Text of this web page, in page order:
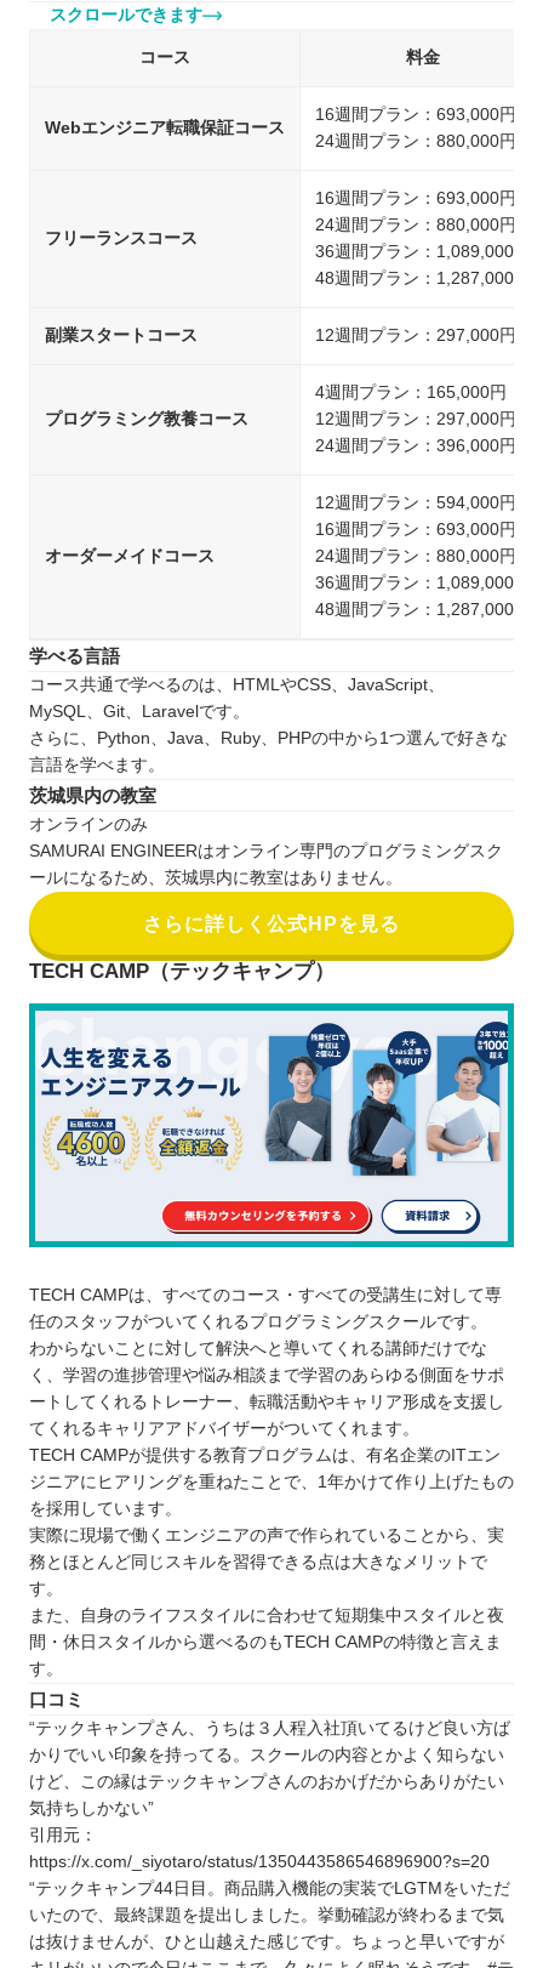
スクロールできます
コース 料金
Webエンジニア転職保証コース
16週間プラン：693,000円
24週間プラン：880,000円
フリーランスコース
16週間プラン：693,000円
24週間プラン：880,000円
36週間プラン：1,089,000円
48週間プラン：1,287,000円
副業スタートコース 12週間プラン：297,000円
プログラミング教養コース
4週間プラン：165,000円
12週間プラン：297,000円
24週間プラン：396,000円
オーダーメイドコース
12週間プラン：594,000円
16週間プラン：693,000円
24週間プラン：880,000円
36週間プラン：1,089,000円
48週間プラン：1,287,000円
学べる言語
コース共通で学べるのは、HTMLやCSS、JavaScript、
MySQL、Git、Laravelです。
さらに、Python、Java、Ruby、PHPの中から1つ選んで好きな
言語を学べます。
茨城県内の教室
オンラインのみ
SAMURAI ENGINEERはオンライン専門のプログラミングスク
ールになるため、茨城県内に教室はありません。
さらに詳しく公式HPを見る
TECH CAMP（テックキャンプ）
TECH CAMPは、すべてのコース・すべての受講生に対して専
任のスタッフがついてくれるプログラミングスクールです。
わからないことに対して解決へと導いてくれる講師だけでな
く、学習の進捗管理や悩み相談まで学習のあらゆる側面をサポ
ートしてくれるトレーナー、転職活動やキャリア形成を支援し
てくれるキャリアアドバイザーがついてくれます。
TECH CAMPが提供する教育プログラムは、有名企業のITエン
ジニアにヒアリングを重ねたことで、1年かけて作り上げたもの
を採用しています。
実際に現場で働くエンジニアの声で作られていることから、実
務とほとんど同じスキルを習得できる点は大きなメリットで
す。
また、自身のライフスタイルに合わせて短期集中スタイルと夜
間・休日スタイルから選べるのもTECH CAMPの特徴と言えま
す。
口コミ
“テックキャンプさん、うちは３人程入社頂いてるけど良い方ば
かりでいい印象を持ってる。スクールの内容とかよく知らない
けど、この縁はテックキャンプさんのおかげだからありがたい
気持ちしかない”
引用元：
https://x.com/_siyotaro/status/1350443586546896900?s=20
“テックキャンプ44日目。商品購入機能の実装でLGTMをいただ
いたので、最終課題を提出しました。挙動確認が終わるまで気
は抜けませんが、ひと山越えた感じです。ちょっと早いですが